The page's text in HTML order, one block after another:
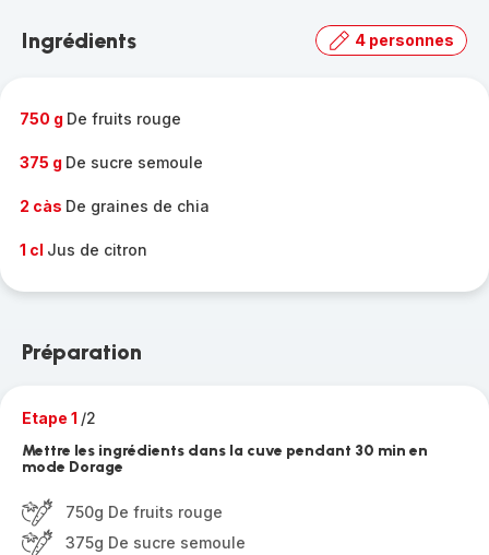
gamme
Ingrédients 4 personnes
750 g De fruits rouge
375 g De sucre semoule
2 càs De graines de chia
1 cl Jus de citron
Préparation
Etape 1 /2
Mettre les ingrédients dans la cuve pendant 30 min en
mode Dorage
750g De fruits rouge
375g De sucre semoule